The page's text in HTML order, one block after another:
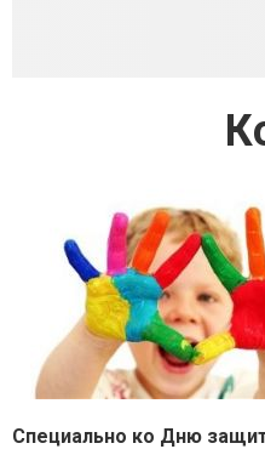
Специально ко Дню